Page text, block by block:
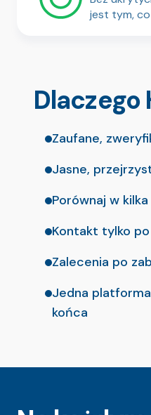
jest tym,
Dlaczego
Zaufane,
Jasne,
Porównaj w
Kontakt tylko
Zalecenia po
Jedna
końca